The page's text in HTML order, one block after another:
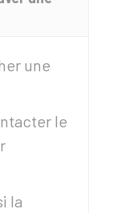
une
le
la